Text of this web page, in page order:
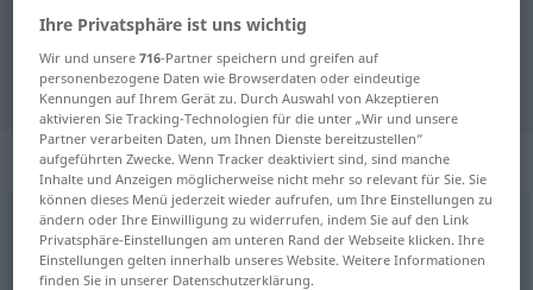
für "auf"
"auf" Chinesisch Übersetzung
„auf“: Präposition, Verhältniswort
aufpräp
Übersicht aller Übersetzungen
Ihre Privatsphäre ist uns wichtig
Wir und unsere716-Partner speichern und greifen auf
personenbezogene Daten wie Browserdaten oder eindeutige
Kennungen auf Ihrem Gerät zu. Durch Auswahl von Akzeptieren
aktivieren Sie Tracking-Technologien für die unter „Wir und unsere
Partner verarbeiten Daten, um Ihnen Dienste bereitzustellen“
aufgeführten Zwecke. Wenn Tracker deaktiviert sind, sind manche
Inhalte und Anzeigen möglicherweise nicht mehr so relevant für Sie. Sie
können dieses Menü jederzeit wieder aufrufen, um Ihre Einstellungen zu
ändern oder Ihre Einwilligung zu widerrufen, indem Sie auf den Link
Privatsphäre-Einstellungen am unteren Rand der Webseite klicken. Ihre
Einstellungen gelten innerhalb unseres Website. Weitere Informationen
finden Sie in unserer Datenschutzerklärung.